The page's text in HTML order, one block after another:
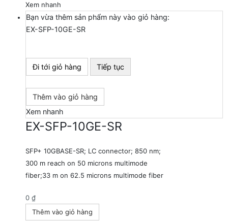
Xem nhanh
Bạn vừa thêm sản phẩm này vào giỏ hàng:
EX-SFP-10GE-SR
Đi tới giỏ hàng Tiếp tục
Thêm vào giỏ hàng
Xem nhanh
EX-SFP-10GE-SR
SFP+ 10GBASE-SR; LC connector; 850 nm;
300 m reach on 50 microns multimode
fiber;33 m on 62.5 microns multimode fiber
0 ₫
Thêm vào giỏ hàng